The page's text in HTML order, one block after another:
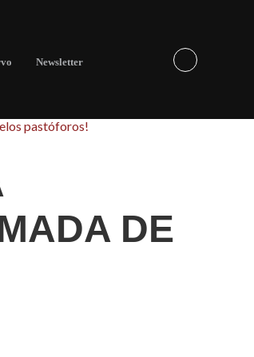
Newsletter
pastóforos!
DE